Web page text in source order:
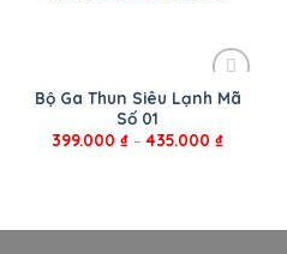
Bộ Ga Thun Siêu Lạnh Mã
Số 01
399.000 ₫ –435.000 ₫